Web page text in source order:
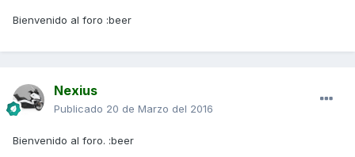
Bienvenido al foro :beer
Nexius
Publicado 20 de Marzo del 2016
Bienvenido al foro. :beer